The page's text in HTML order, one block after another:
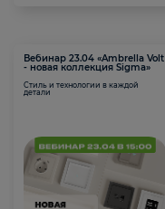
Вебинар 23.04 «Ambrella Volt
- новая коллекция Sigma»
Стиль и технологии в каждой
детали